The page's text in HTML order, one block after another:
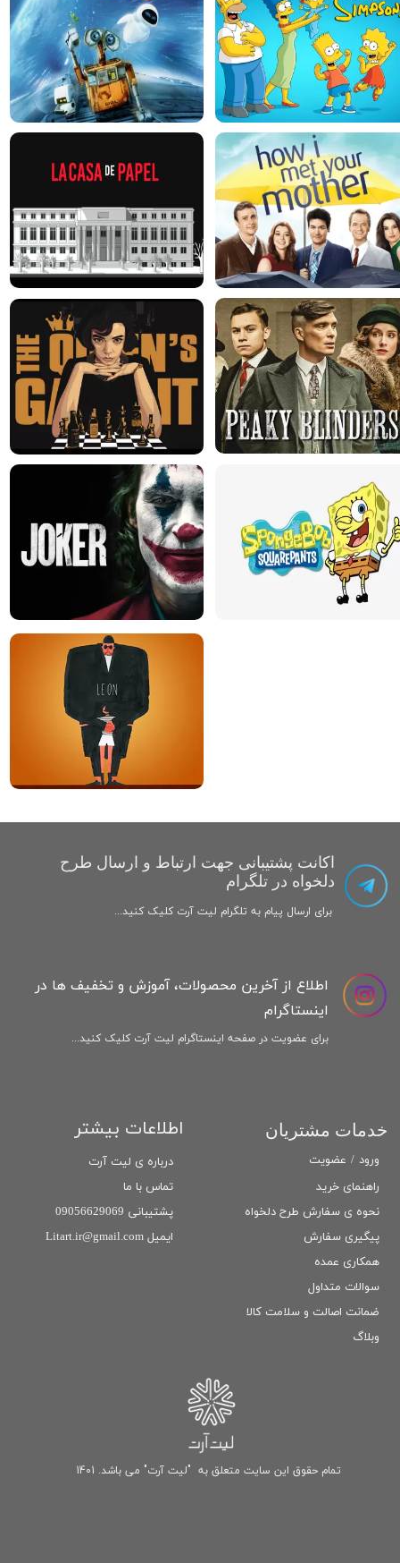
راهنمای خرید
نحوه ی سفارش طرح دلخواه
پیگیری سفارش
همکاری عمده
سوالات متداول
ضمانت اصالت و سلامت كالا
وبلاگ
خدمات مشتریان
اکانت پشتیبانی جهت ارتباط و ارسال طرح
دلخواه در تلگرام
برای ارسال پیام به تلگرام لیت آرت کلیک کنید...
اطلاعات بیشتر
درباره ی لیت آرت
تماس با ما
پشتیبانی 09056629069
ایمیل Litart.ir@gmail.com
تمام حقوق این سایت متعلق به "لیت آرت" می باشد. 1401
اطلاع از آخرین محصولات، آموزش و تخفیف ها در
اینستاگرام
برای عضویت در صفحه اینستاگرام لیت آرت کلیک کنید...
ورود / عضویت